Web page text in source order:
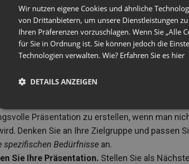
an Ihr Publikum
Präsentation zu erstellen, wenn man
Denken Sie an Ihre Zielgruppe und passen
spezifischen Bedürfnisse an.
Sie Ihre Präsentation. Stellen Sie als
Wir nutzen eigene Cookies und ähnliche
von Drittanbietern, um unsere Dienstleistungen
Ihren Präferenzen vorzuschlagen. Wenn Sie „Alle
für Sie in Ordnung ist. Sie können jedoch die
Technologien verwalten. Wie? Erfahren Sie es hier
DETAILS ANZEIGEN